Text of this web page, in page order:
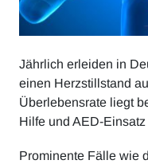
Jährlich erleiden in
einen Herzstillstand
Überlebensrate liegt
Hilfe und AED-
Prominente Fälle wie